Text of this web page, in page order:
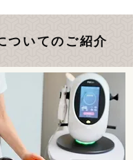
ついてのご紹介